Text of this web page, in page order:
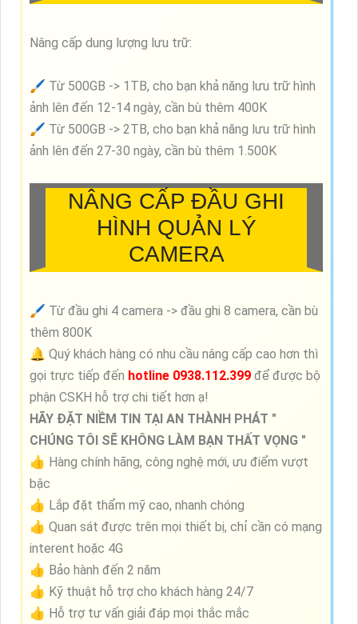
Nâng cấp dung lượng lưu trữ:
🖌 Từ 500GB -> 1TB, cho bạn khả năng lưu trữ hình
ảnh lên đến 12-14 ngày, cần bù thêm 400K
🖌 Từ 500GB -> 2TB, cho bạn khả năng lưu trữ hình
ảnh lên đến 27-30 ngày, cần bù thêm 1.500K
NÂNG CẤP ĐẦU GHI
HÌNH QUẢN LÝ
CAMERA
🖌 Từ đầu ghi 4 camera -> đầu ghi 8 camera, cần bù
thêm 800K
🔔 Quý khách hàng có nhu cầu nâng cấp cao hơn thì
gọi trực tiếp đến hotline 0938.112.399 để được bộ
phận CSKH hỗ trợ chi tiết hơn ạ!
HÃY ĐẶT NIỀM TIN TẠI AN THÀNH PHÁT "
CHÚNG TÔI SẼ KHÔNG LÀM BẠN THẤT VỌNG "
👍 Hàng chính hãng, công nghệ mới, ưu điểm vượt
bậc
👍 Lắp đặt thẩm mỹ cao, nhanh chóng
👍 Quan sát được trên mọi thiết bị, chỉ cần có mạng
interent hoặc 4G
👍 Bảo hành đến 2 năm
👍 Kỹ thuật hỗ trợ cho khách hàng 24/7
👍 Hỗ trợ tư vấn giải đáp mọi thắc mắc